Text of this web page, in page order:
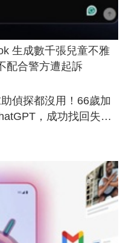
生成數千張兒童不雅
配合警方遭起訴
偵探都沒用！66歲加
，成功找回失散